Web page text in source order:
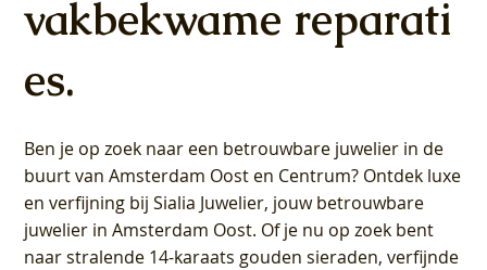
vakbekwame reparati
es.
Ben je op zoek naar een betrouwbare juwelier in de
buurt van Amsterdam Oost en Centrum? Ontdek luxe
en verfijning bij Sialia Juwelier, jouw betrouwbare
juwelier in Amsterdam Oost. Of je nu op zoek bent
naar stralende 14-karaats gouden sieraden, verfijnde